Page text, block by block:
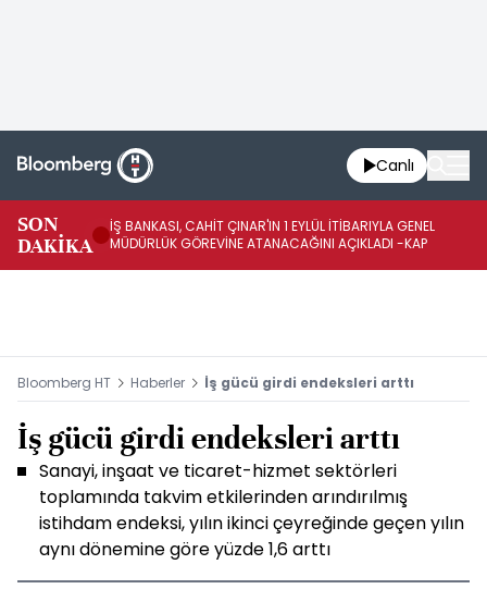
Canlı
SON
DAKİKA
İŞ BANKASI, CAHİT ÇINAR'IN 1 EYLÜL İTİBARIYLA GENEL
MÜDÜRLÜK GÖREVİNE ATANACAĞINI AÇIKLADI -KAP
Bloomberg HT Haberler İş gücü girdi endeksleri arttı
İş gücü girdi endeksleri arttı
Sanayi, inşaat ve ticaret-hizmet sektörleri
toplamında takvim etkilerinden arındırılmış
istihdam endeksi, yılın ikinci çeyreğinde geçen yılın
aynı dönemine göre yüzde 1,6 arttı